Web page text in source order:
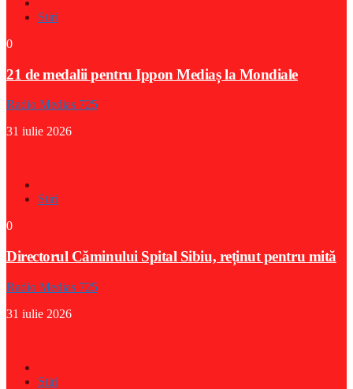
Stiri
0
21 de medalii pentru Ippon Mediaș la Mondiale
Radio Medias 725
31 iulie 2026
Stiri
0
Directorul Căminului Spital Sibiu, reținut pentru mită
Radio Medias 725
31 iulie 2026
Stiri